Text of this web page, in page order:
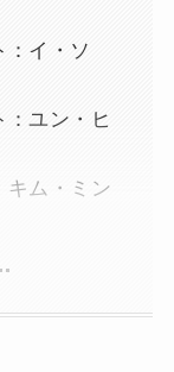
：イ・ソ
：ユン・ヒ
キム・ミン